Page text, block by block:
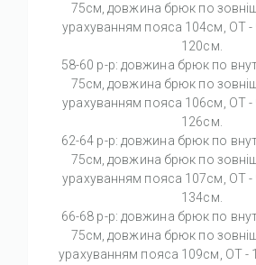
75см, довжина брюк по
урахуванням пояса 104см, ОТ
120см.
58-60 р-р: довжина брюк по
75см, довжина брюк по
урахуванням пояса 106см, ОТ
126см.
62-64 р-р: довжина брюк по
75см, довжина брюк по
урахуванням пояса 107см, ОТ
134см.
66-68 р-р: довжина брюк по
75см, довжина брюк по
урахуванням пояса 109см, ОТ -